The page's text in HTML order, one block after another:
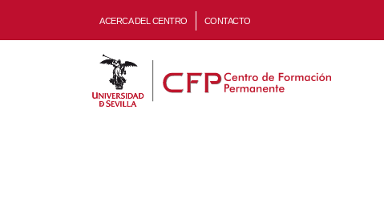
ACERCA DEL CENTRO CONTACTO